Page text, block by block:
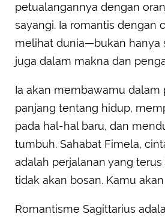
petualangannya dengan
sayangi. Ia romantis dengan
melihat dunia—bukan hanya
juga dalam makna dan
Ia akan membawamu dalam
panjang tentang hidup,
pada hal-hal baru, dan
tumbuh. Sahabat Fimela,
adalah perjalanan yang
tidak akan bosan. Kamu
Romantisme Sagittarius